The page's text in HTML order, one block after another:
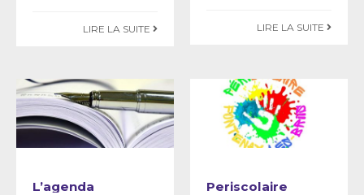
LIRE LA SUITE LIRE LA SUITE
L’agenda Periscolaire